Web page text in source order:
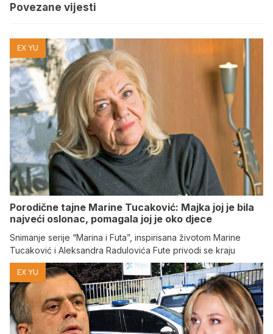
Povezane vijesti
EX YU
Porodične tajne Marine Tucaković: Majka joj je bila
najveći oslonac, pomagala joj je oko djece
Snimanje serije “Marina i Futa”, inspirisana životom Marine
Tucaković i Aleksandra Radulovića Fute privodi se kraju
EX YU